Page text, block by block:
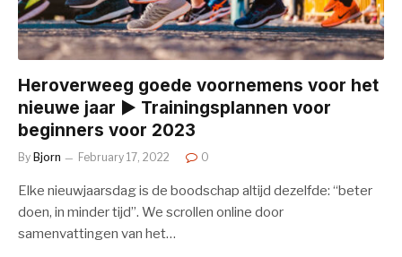
Heroverweeg goede voornemens voor het
nieuwe jaar ► Trainingsplannen voor
beginners voor 2023
By Bjorn February 17, 2022 0
Elke nieuwjaarsdag is de boodschap altijd dezelfde: “beter
doen, in minder tijd”. We scrollen online door
samenvattingen van het…